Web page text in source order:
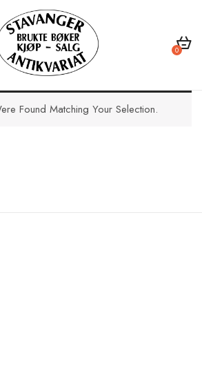
0
Found Matching Your Selection.